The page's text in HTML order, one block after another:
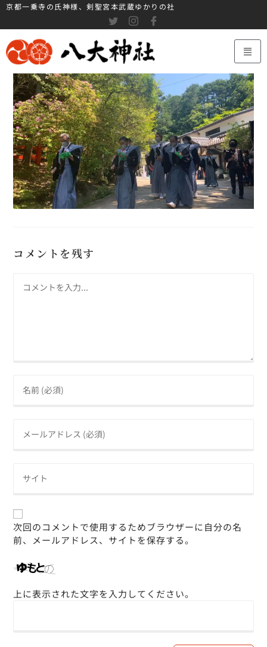
京都一乗寺の氏神様、剣聖宮本武蔵ゆかりの社
コメントを残す
次回のコメントで使用するためブラウザーに自分の名
前、メールアドレス、サイトを保存する。
上に表示された文字を入力してください。